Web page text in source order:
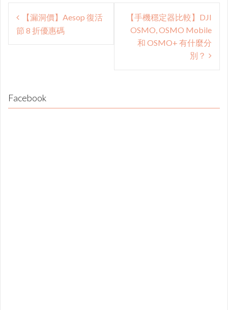
Post
navigation
【漏洞價】Aesop 復活
節 8 折優惠碼
【手機穩定器比較】DJI
OSMO, OSMO Mobile
和 OSMO+ 有什麼分
別？
Facebook